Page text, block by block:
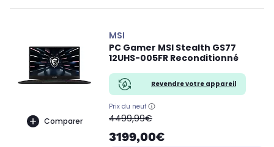
Comparer
MSI
PC Gamer MSI Stealth GS77
12UHS-005FR Reconditionné
Revendre votre appareil
Prix du neuf
oldPrice
4499,99€
3199,00€